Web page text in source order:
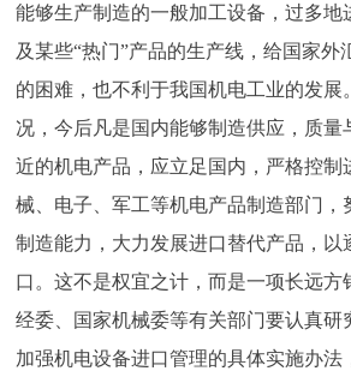
能够生产制造的一般加工设备，过多地
及某些“热门”产品的生产线，给国家外
的困难，也不利于我国机电工业的发展
况，今后凡是国内能够制造供应，质量
近的机电产品，应立足国内，严格控制
械、电子、军工等机电产品制造部门，
制造能力，大力发展进口替代产品，以
口。这不是权宜之计，而是一项长远方
经委、国家机械委等有关部门要认真研
加强机电设备进口管理的具体实施办法